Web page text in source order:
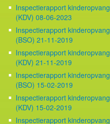
Inspectierapport kinderopvang
(KDV) 08-06-2023
Inspectierapport kinderopvang
(BSO) 21-11-2019
Inspectierapport kinderopvang
(KDV) 21-11-2019
Inspectierapport kinderopvang
(BSO) 15-02-2019
Inspectierapport kinderopvang
(KDV) 15-02-2019
Inspectierapport kinderopvang